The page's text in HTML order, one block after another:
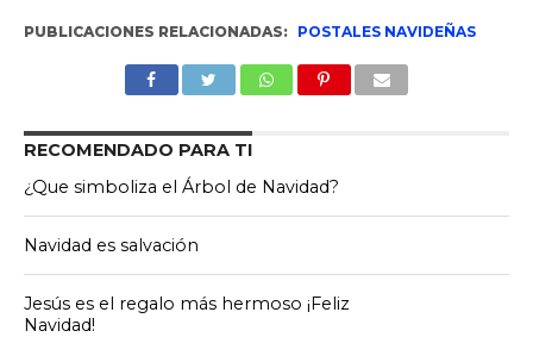
PUBLICACIONES RELACIONADAS: POSTALES NAVIDEÑAS
RECOMENDADO PARA TI
¿Que simboliza el Árbol de Navidad?
Navidad es salvación
Jesús es el regalo más hermoso ¡Feliz
Navidad!